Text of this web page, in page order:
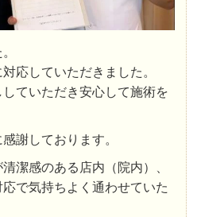
応していただきました。
ていただき安心して施術を
謝しております。
潔感のある店内（院内）、
で気持ちよく通わせていた